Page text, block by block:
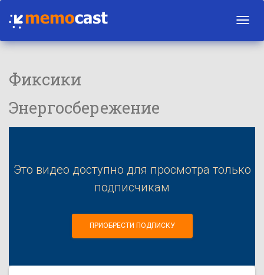
Фиксики
Энергосбережение
Это видео доступно для просмотра только
подписчикам
ПРИОБРЕСТИ ПОДПИСКУ